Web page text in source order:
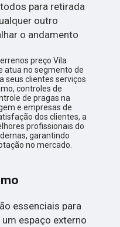
para retirada
outro
o andamento
preço Vila
atua no segmento de
seus clientes serviços
controles de
de pragas na
e empresas de
dos clientes, a
profissionais do
garantindo
no mercado.
essenciais para
espaço externo